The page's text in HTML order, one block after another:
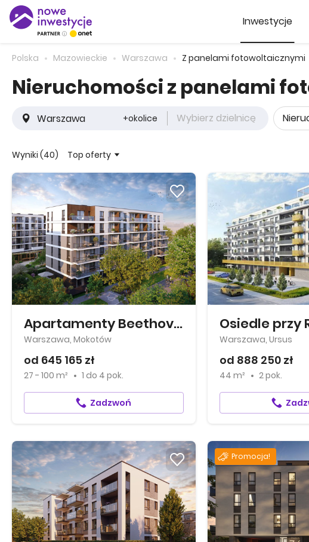
Inwestycje
Polska Mazowieckie Warszawa Z panelami fotowoltaicznymi
Nieruchomości z panelami
+okolice Wybierz dzielnicę
Wyniki (40) Top oferty
Apartamenty Beethovena
Warszawa, Mokotów
od 645 165 zł
27 - 100 m² 1 do 4 pok.
Zadzwoń
Osiedle przy
Warszawa, Ursus
od 888 250 zł
44 m² 2 pok.
Promocja!